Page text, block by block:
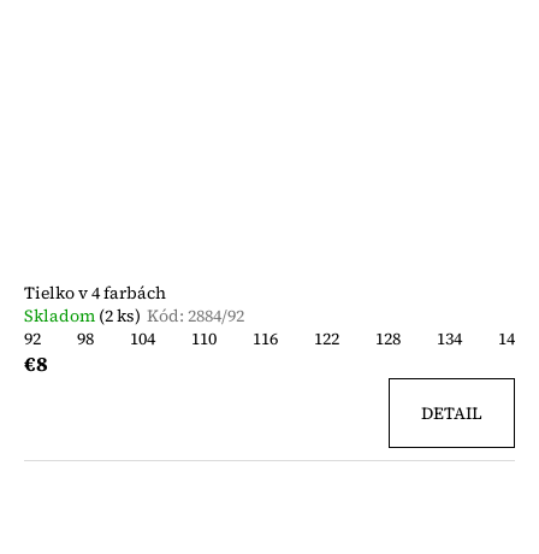
Tielko v 4 farbách
Skladom (2 ks) Kód: 2884/92
92
98 104 110 116 122 128 134 140
€8
DETAIL